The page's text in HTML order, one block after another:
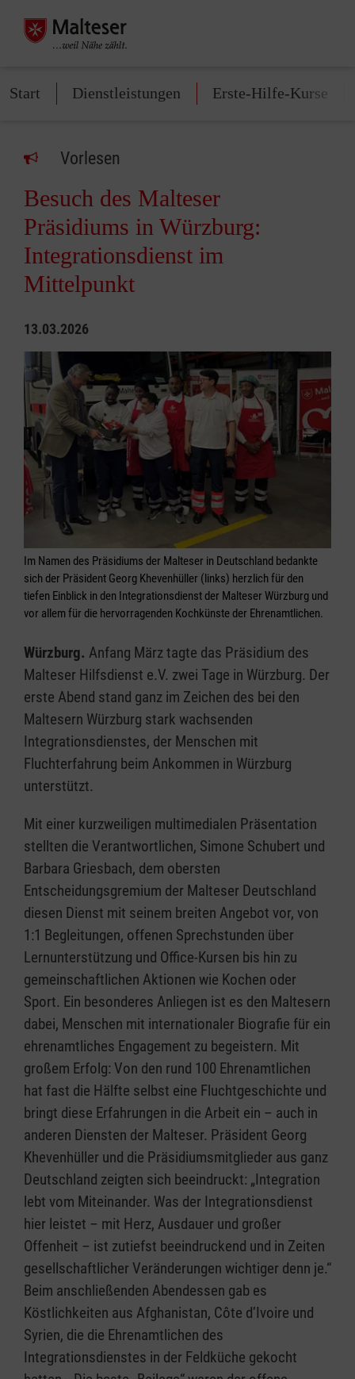
Start Dienstleistungen Erste-Hilfe-Kurse
Vorlesen
Besuch des Malteser
Präsidiums in Würzburg:
Integrationsdienst im
Mittelpunkt
13.03.2026
Im Namen des Präsidiums der Malteser in Deutschland bedankte
sich der Präsident Georg Khevenhüller (links) herzlich für den
tiefen Einblick in den Integrationsdienst der Malteser Würzburg und
vor allem für die hervorragenden Kochkünste der Ehrenamtlichen.
Würzburg. Anfang März tagte das Präsidium des
Malteser Hilfsdienst e.V. zwei Tage in Würzburg. Der
erste Abend stand ganz im Zeichen des bei den
Maltesern Würzburg stark wachsenden
Integrationsdienstes, der Menschen mit
Fluchterfahrung beim Ankommen in Würzburg
unterstützt.
Mit einer kurzweiligen multimedialen Präsentation
stellten die Verantwortlichen, Simone Schubert und
Barbara Griesbach, dem obersten
Entscheidungsgremium der Malteser Deutschland
diesen Dienst mit seinem breiten Angebot vor, von
1:1 Begleitungen, offenen Sprechstunden über
Lernunterstützung und Office-Kursen bis hin zu
gemeinschaftlichen Aktionen wie Kochen oder
Sport. Ein besonderes Anliegen ist es den Maltesern
dabei, Menschen mit internationaler Biografie für ein
ehrenamtliches Engagement zu begeistern. Mit
großem Erfolg: Von den rund 100 Ehrenamtlichen
hat fast die Hälfte selbst eine Fluchtgeschichte und
bringt diese Erfahrungen in die Arbeit ein – auch in
anderen Diensten der Malteser. Präsident Georg
Khevenhüller und die Präsidiumsmitglieder aus ganz
Deutschland zeigten sich beeindruckt: „Integration
lebt vom Miteinander. Was der Integrationsdienst
hier leistet – mit Herz, Ausdauer und großer
Offenheit – ist zutiefst beeindruckend und in Zeiten
gesellschaftlicher Veränderungen wichtiger denn je.“
Beim anschließenden Abendessen gab es
Köstlichkeiten aus Afghanistan, Côte d’Ivoire und
Syrien, die die Ehrenamtlichen des
Integrationsdienstes in der Feldküche gekocht